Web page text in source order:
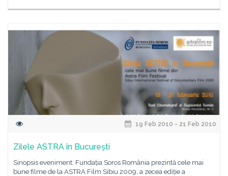
19 Feb 2010 - 21 Feb 2010
Zilele ASTRA în București
Sinopsis eveniment: Fundația Soros România prezintă cele mai
bune filme de la ASTRA Film Sibiu 2009, a zecea ediție a